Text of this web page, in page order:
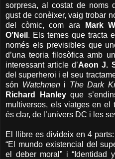
sorpresa, al costat de noms
gust de conèixer, vaig trobar
del còmic, com ara
Mark
O’Neil . Els temes que tracta
només els previsibles que
d’una teoria filosòfica amb
interessant article d’Aeon J.
del superheroi i el seu
són Watchmeni The Dark
Richard Hanleyque
multiversos, els viatges en el
és clar, de l’univers DC i les
El llibre es divideix en 4
“El mundo existencial del
el deber moral” i “Identidad